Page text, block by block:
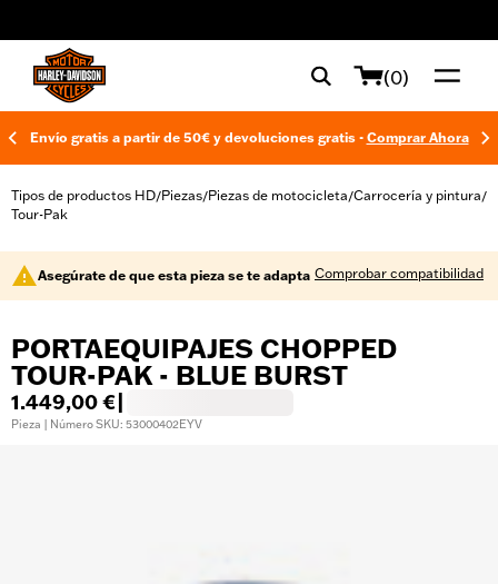
(0)
Envío gratis a partir de 50€ y devoluciones gratis - Comprar Ahora
Tipos de productos HD/Piezas/Piezas de motocicleta/Carrocería y pintura/
Tour-Pak
Asegúrate de que esta pieza se te adapta Comprobar compatibilidad
PORTAEQUIPAJES CHOPPED
TOUR-PAK - BLUE BURST
1.449,00 €
Pieza | Número SKU: 53000402EYV